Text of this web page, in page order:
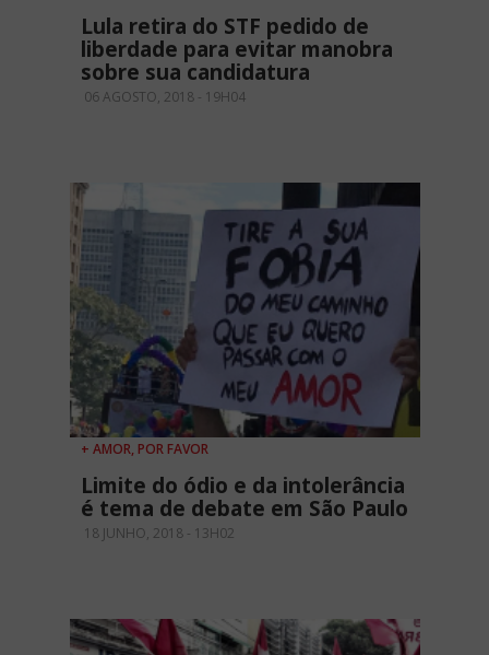
Lula retira do STF pedido de
liberdade para evitar manobra
sobre sua candidatura
06 AGOSTO, 2018 - 19H04
+ AMOR, POR FAVOR
Limite do ódio e da intolerância
é tema de debate em São Paulo
18 JUNHO, 2018 - 13H02